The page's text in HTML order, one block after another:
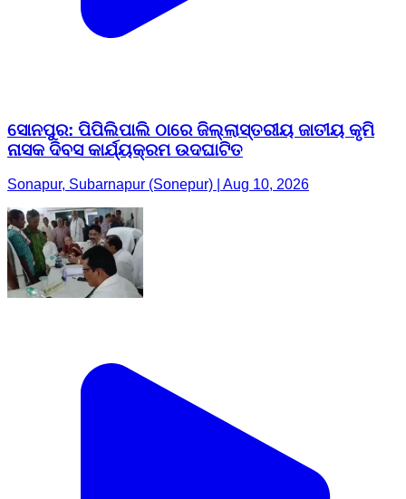
ସୋନପୁର: ପିପିଲିପାଲି ଠାରେ ଜିଲ୍ଲାସ୍ତରୀୟ ଜାତୀୟ କୃମି
ନାସକ ଦିବସ କାର୍ଯ୍ୟକ୍ରମ ଉଦଘାଟିତ
Sonapur, Subarnapur (Sonepur) | Aug 10, 2026